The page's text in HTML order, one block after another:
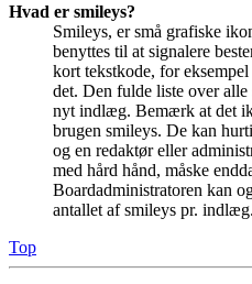
Hvad er smileys?
Smileys, er små grafiske
benyttes til at signalere
kort tekstkode, for
det. Den fulde liste over alle
nyt indlæg. Bemærk at det
brugen smileys. De kan
og en redaktør eller
med hård hånd, måske
Boardadministratoren kan
antallet af smileys pr. indlæg.
Top